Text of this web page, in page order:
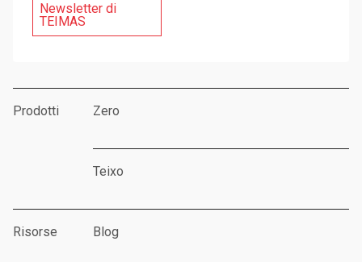
Newsletter di
TEIMAS
Prodotti Zero
Teixo
Risorse Blog